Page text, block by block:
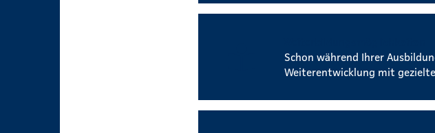
Schon während Ihrer
Weiterentwicklung mit